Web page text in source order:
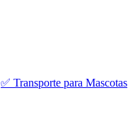
✅ Transporte para Mascotas